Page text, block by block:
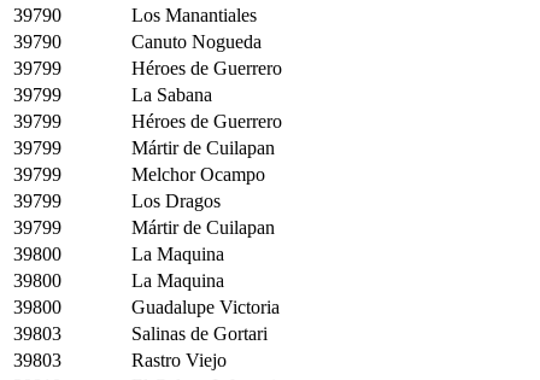
39790
Los Manantiales
39790
Canuto Nogueda
39799
Héroes de Guerrero
39799
La Sabana
39799
Héroes de Guerrero
39799
Mártir de Cuilapan
39799
Melchor Ocampo
39799
Los Dragos
39799
Mártir de Cuilapan
39800
La Maquina
39800
La Maquina
39800
Guadalupe Victoria
39803
Salinas de Gortari
39803
Rastro Viejo